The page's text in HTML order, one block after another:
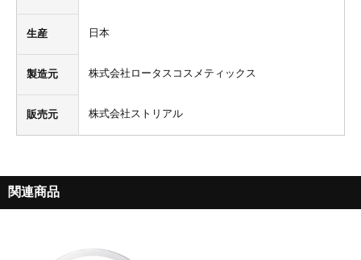
生産 日本
製造元 株式会社ロータスコスメティックス
販売元 株式会社ストリアル
関連商品